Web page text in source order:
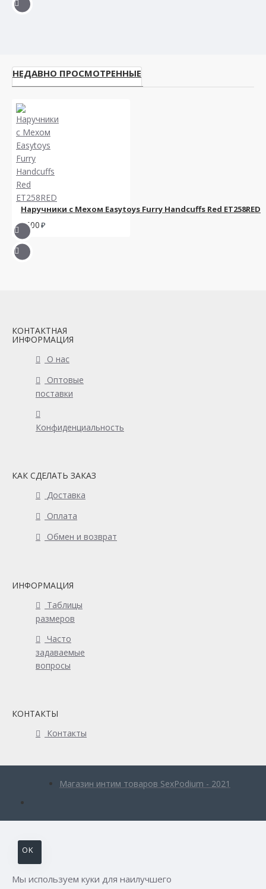
НЕДАВНО ПРОСМОТРЕННЫЕ
Наручники с Мехом Easytoys Furry Handcuffs Red ET258RED
2500
КОНТАКТНАЯ
ИНФОРМАЦИЯ
О нас
Оптовые
поставки
Конфиденциальность
КАК СДЕЛАТЬ ЗАКАЗ
Доставка
Оплата
Обмен и возврат
ИНФОРМАЦИЯ
Таблицы
размеров
Часто
задаваемые
вопросы
КОНТАКТЫ
Контакты
Магазин интим товаров SexPodium - 2021
OK
Мы используем куки для наилучшего